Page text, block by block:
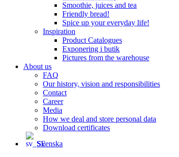
Smoothie, juices and tea
Friendly bread!
Spice up your everyday life!
Inspiration
Product Catalogues
Exponering i butik
Pictures from the warehouse
About us
FAQ
Our history, vision and responsibilities
Contact
Career
Media
How we deal and store personal data
Download certificates
Svenska